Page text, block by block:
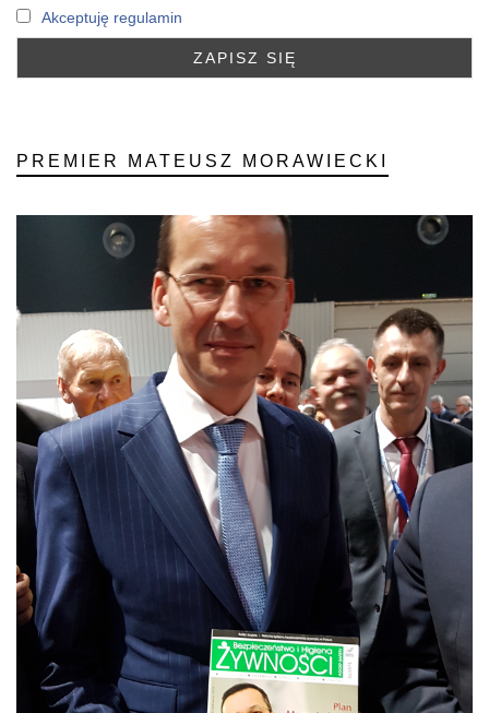
Akceptuję regulamin
PREMIER MATEUSZ MORAWIECKI